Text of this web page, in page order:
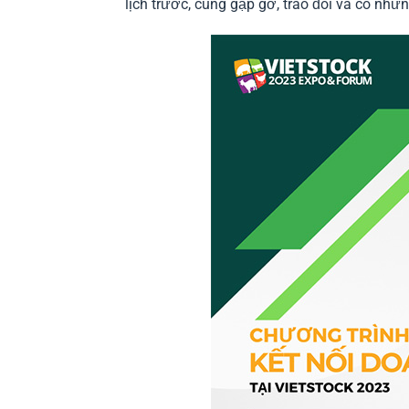
lịch trước, cùng gặp gỡ, trao đổi và có